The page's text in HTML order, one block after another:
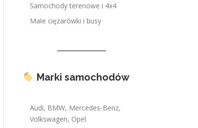
Samochody terenowe i 4x4
Małe ciężarówki i busy
Marki samochodów
Audi, BMW, Mercedes-Benz,
Volkswagen, Opel